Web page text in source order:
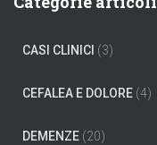
CASI CLINICI (3)
CEFALEA E DOLORE (4)
DEMENZE (20)